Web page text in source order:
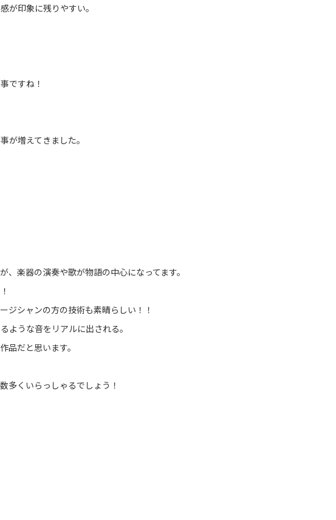
が印象に残りやすい。
ですね！
が増えてきました。
楽器の演奏や歌が物語の中心になってます。
ジシャンの方の技術も素晴らしい！！
ような音をリアルに出される。
品だと思います。
多くいらっしゃるでしょう！